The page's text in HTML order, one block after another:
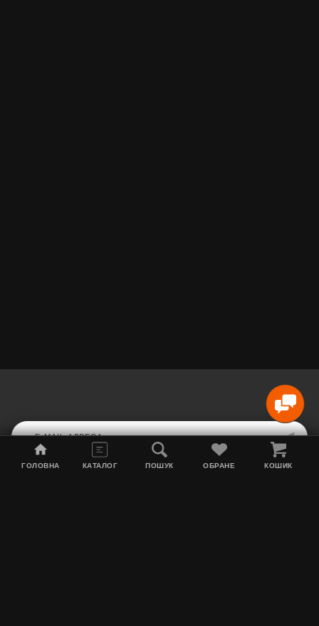
ГОЛОВНА КАТАЛОГ ПОШУК ОБРАНЕ КОШИК